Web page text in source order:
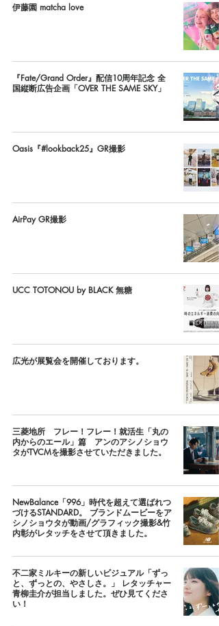
伊藤園 matcha love
『Fate/Grand Order』配信10周年記念 全
国縦断広告企画「OVER THE SAME SKY」
Oasis『#lookback25』GR撮影
AirPay GR撮影
UCC TOTONOU by BLACK 無糖
広光が展覧会を開催しております。
三菱地所 フレー！フレー！就活生「丸の
内からのエール」篇 アンのアシノショウ
タがTVCMを撮影させていただきました。
NewBalance「996」時代を超えて選ばれつ
づけるSTANDARD。 ブランドムービーをア
シノショウタが動画/グラフィック撮影&竹
内彰がレタッチをさせて頂きました。
不二家ミルキーの新しいビジュアル「ずっ
と、ずっとの、やさしさ。」 レタッチャー
青柳圭介が担当しました。ぜひ見てくださ
い！